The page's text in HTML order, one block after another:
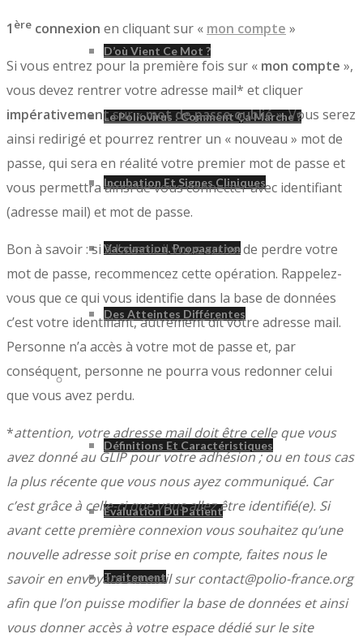
D’où Vient Ce Mot ?
Le Poliovirus : Comment Ça Marche ?
Incubation Et Signes Cliniques
Vaccination, Propagation
Des Atteintes Différentes
Syndrome Post-Polio
Définitions Et Caractéristiques
Évaluation Du Patient
Traitement
1 ère connexion en cliquant sur « mon compte »
Si vous entrez pour la première fois sur « mon compte »,
vous devez rentrer votre adresse mail* et cliquer
impérativementsur «mot de passe oublié». Vous serez
ainsi redirigé et pourrez rentrer un « nouveau » mot de
passe, qui sera en réalité votre premier mot de passe et
vous permettra ainsi de vous connecter avec identifiant
(adresse mail) et mot de passe.
Bon à savoir : si à l’avenir il vous arrive de perdre votre
mot de passe, recommencez cette opération. Rappelez-
vous que ce qui vous identifie dans la base de données
c’est votre identifiant, autrement dit votre adresse mail.
Personne n’a accès à votre mot de passe et, par
conséquent, personne ne pourra vous redonner celui
que vous avez perdu.
*attention, votre adresse mail doit être celle que vous
avez donné au GLIP pour votre adhésion ; ou en tous cas
la plus récente que vous nous ayez communiqué. Car
c’est grâce à celle-ci que vous allez être identifié(e). Si
avant cette première connexion vous souhaitez qu’une
nouvelle adresse soit prise en compte, faites nous le
savoir en envoyant un mail sur contact@polio-france.org
afin que l’on puisse modifier la base de données et ainsi
vous donner accès à votre espace dédié sur le site